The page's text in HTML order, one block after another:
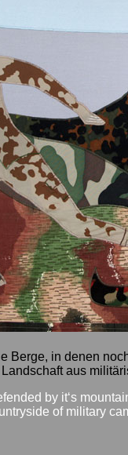
Berge, in denen
aus
by it‘s
of military